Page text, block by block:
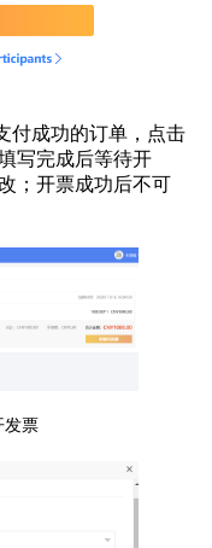
付成功的订单，点击
写完成后等待开
；开票成功后不可
发票